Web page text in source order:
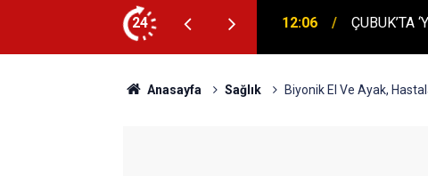
24
Eranıl Vizyonu 12:06 ÇUBUK’TA
Anasayfa Sağlık Biyonik El Ve Ayak,